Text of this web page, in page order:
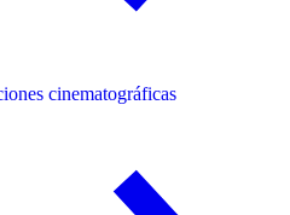
cinematográficas